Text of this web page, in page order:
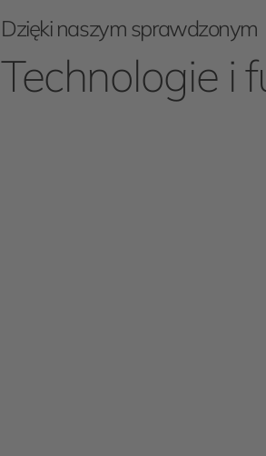
Dzięki naszym sprawdzonym
Technologie i